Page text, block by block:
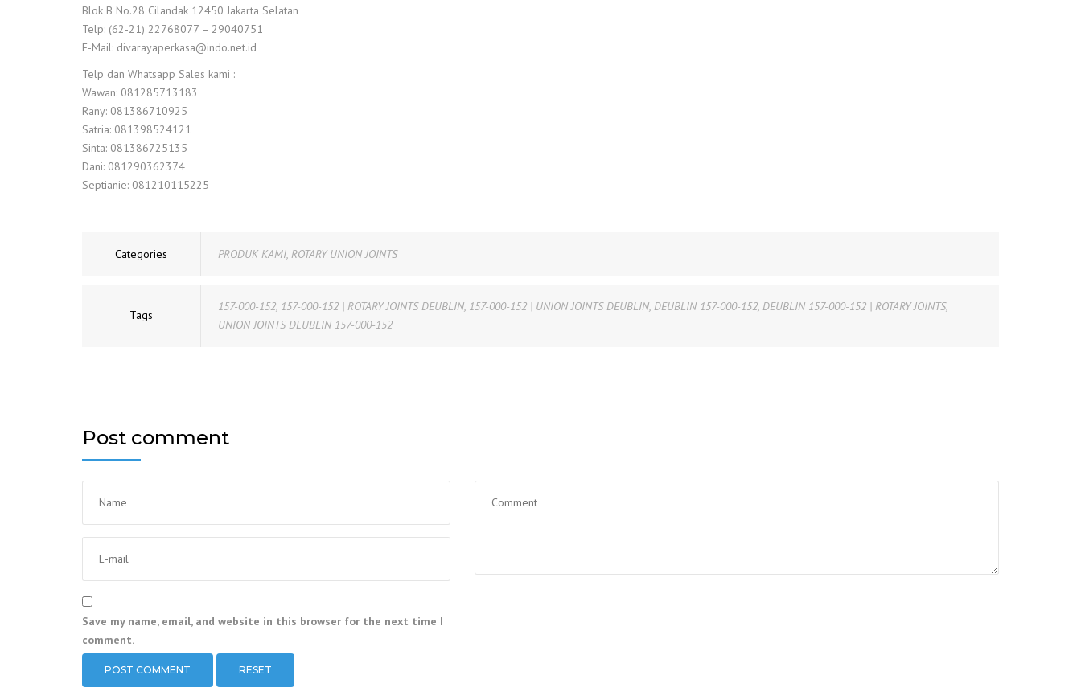
Blok B No.28 Cilandak 12450 Jakarta Selatan
Telp: (62-21) 22768077 – 29040751
E-Mail: divarayaperkasa@indo.net.id
Telp dan Whatsapp Sales kami :
Wawan: 081285713183
Rany: 081386710925
Satria: 081398524121
Sinta: 081386725135
Dani: 081290362374
Septianie: 081210115225
Categories PRODUK KAMI, ROTARY UNION JOINTS
Tags
157-000-152, 157-000-152 | ROTARY JOINTS DEUBLIN, 157-000-152 | UNION JOINTS DEUBLIN, DEUBLIN 157-000-152, DEUBLIN 157-000-152 | ROTARY JOINTS,
UNION JOINTS DEUBLIN 157-000-152
Post comment
Save my name, email, and website in this browser for the next time I
comment.
RESET